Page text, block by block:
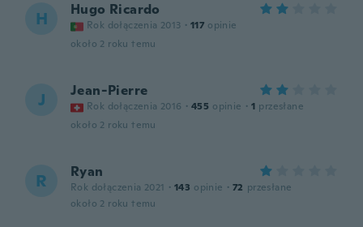
H Hugo Ricardo
Rok dołączenia 2013 · 117 opinie
około 2 roku temu
J Jean-Pierre
Rok dołączenia 2016 · 455 opinie · 1 przesłane
około 2 roku temu
R Ryan
Rok dołączenia 2021 · 143 opinie · 72 przesłane
około 2 roku temu